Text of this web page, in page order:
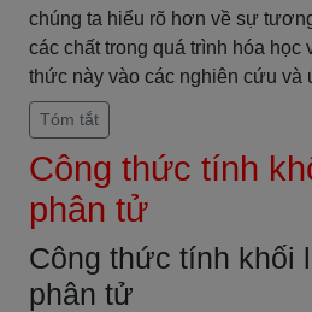
chúng ta hiểu rõ hơn về sự
các chất trong quá trình hóa học
thức này vào các nghiên cứu và
Tóm tắt
Công thức tính
phân tử
Công thức tính khối
phân tử